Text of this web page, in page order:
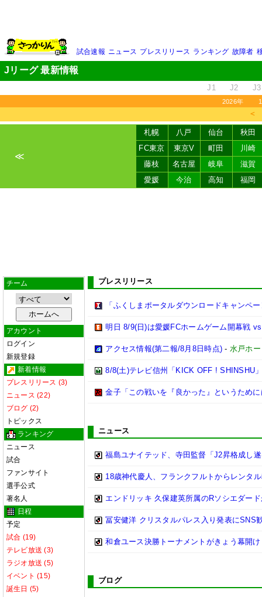
試合速報 ニュース プレスリリース ランキング 故障者
Jリーグ 最新情報
J1 J2 J3
2026年
＜
≪
札幌 八戸 仙台
秋田
FC東京
東京V 町田
川崎
藤枝
名古屋 岐阜
滋賀
愛媛
今治 高知 福岡
チーム
アカウント
ログイン
新規登録
新着情報
プレスリリース (3)
ニュース (22)
ブログ (2)
トピックス
ランキング
ニュース
試合
ファンサイト
選手公式
著名人
日程
予定
試合 (19)
テレビ放送 (3)
ラジオ放送 (5)
イベント (15)
誕生日 (5)
プレスリリース
「ふくしまポータルダウンロードキャンペ
明日 8/9(日)は愛媛FCホームゲーム開幕戦
アクセス情報(第二報/8月8日時点) - 水戸ホ
8/8(土)テレビ信州「KICK OFF ! SHINSHU
金子「この戦いを『良かった』というため
ニュース
福島ユナイテッド、寺田監督「J2昇格成し
18歳神代慶人、フランクフルトからレンタ
エンドリッキ 久保建英所属のRソシエダー
冨安健洋 クリスタルパレス入り発表にSNS
和倉ユース決勝トーナメントがきょう幕開け
ブログ